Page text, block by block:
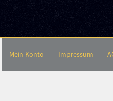
Mein Konto Impressum